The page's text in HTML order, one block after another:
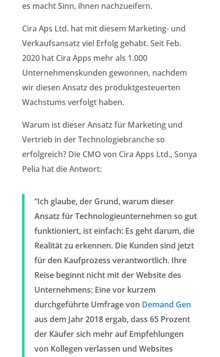
es macht Sinn, ihnen nachzueifern.
Cira Aps Ltd. hat mit diesem Marketing- und
Verkaufsansatz viel Erfolg gehabt. Seit Feb.
2020 hat Cira Apps mehr als 1.000
Unternehmenskunden gewonnen, nachdem
wir diesen Ansatz des produktgesteuerten
Wachstums verfolgt haben.
Warum ist dieser Ansatz für Marketing und
Vertrieb in der Technologiebranche so
erfolgreich? Die CMO von Cira Apps Ltd., Sonya
Pelia hat die Antwort:
“Ich glaube, der Grund, warum dieser
Ansatz für Technologieunternehmen so gut
funktioniert, ist einfach: Es geht darum, die
Realität zu erkennen. Die Kunden sind jetzt
für den Kaufprozess verantwortlich. Ihre
Reise beginnt nicht mit der Website des
Unternehmens: Eine vor kurzem
durchgeführte Umfrage von Demand Gen
aus dem Jahr 2018 ergab, dass 65 Prozent
der Käufer sich mehr auf Empfehlungen
von Kollegen verlassen und Websites